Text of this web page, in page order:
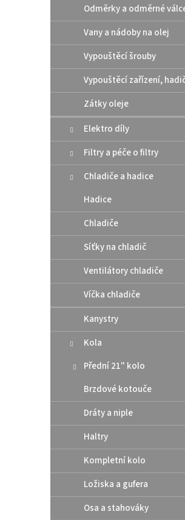
Odměrky a odměrné
Vany a nádoby na olej
Vypouštěcí šrouby
Vypouštěcí zařízení,
Zátky oleje
Elektro díly
Filtry a péče o filtry
Chladiče a hadice
Hadice
Chladiče
Síťky na chladič
Ventilátory chladiče
Víčka chladiče
Kanystry
Kola
Přední 21" kolo
Brzdové kotouče
Dráty a niple
Haltry
Kompletní kolo
Ložiska a gufera
Osa a stahováky